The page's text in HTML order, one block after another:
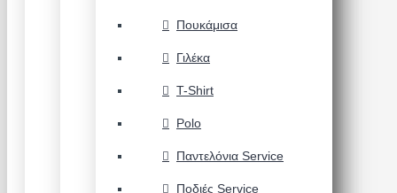
Πουκάμισα
Γιλέκα
T-Shirt
Polo
Παντελόνια Service
Ποδιές Service